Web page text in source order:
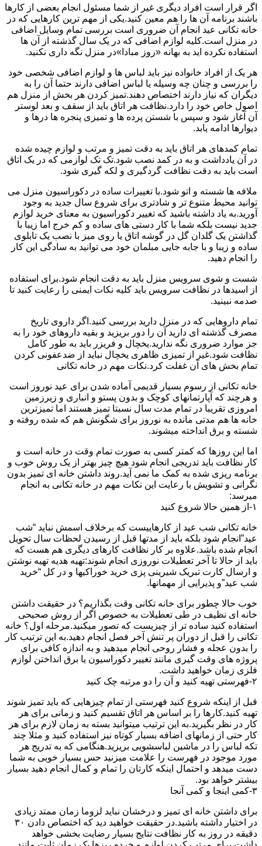
اگر قرار است افراد دیگری غیر از شما مسئول انجام بعضی از کارها
باشند برنامه آن ها را هم معین کنید.یکی از مهم ترین کارهایی که در
خانه تکانی عید انجام آن ضروری است بررسی تمام وسایل اضافی
در منزل است.کلیه لوازم اضافی که در یک سال گذشته از آن ها
استفاده نکرده اید به بهانه «روز مبادا»در منزل نگه داری نکنید.
هر یک از افراد خانواده نیز باید لباس ها و لوازم اضافی شخصی خود
را بررسی و چنان چه وسیله یا لباس اضافی دارند حتما آن را به
دیگران که نیاز دارند اختصاص دهند.تمیز کردن هر بخش از منزل هم
اصول خاص خود را دارد.نظافت هر اتاق باید از سقف و بعد لوستر
آن آغاز شود و سپس با شستن پرده ها و تمیزی پنجره ها درها و
دیوارها ادامه یابد.
تمام کمدهای هر اتاق باید به دقت تمیز و مرتب و لوازم چیده شده
در آن یادداشت و به در کمد نصب شود.تک تک لوازمی که در یک اتاق
است باید به دقت نظافت گردگیری و لکه گیری شود.
ملافه ها شسته و اتو شود.با تغییرات ساده در دکوراسیون منزل می
توانید محیط متنوع تر و شادتری برای شروع سال جدید به وجود
آورید.به یاد داشته باشید که تغییر دکوراسیون به معنای خرید لوازم
جدید نیست بلکه شما با کار دستی های ساده و کم خرج اما زیبا با
گذاشتن یک گلدان گل در گوشه اتاق یا روی میز با نصب یک تابلوی
ساده و زیبا و با جابه جایی مبلمان خود می توانید به سادگی این کار
را انجام دهید.
شست و شوی سرویس منزل باید به دقت انجام شود.برای استفاده
از اسیدها در نظافت سرویس باید کلیه نکات ایمنی را رعایت کنید تا
صدمه نبینید.
تمام داروهایی که در منزل دارید بررسی کنید.اگر داروی تاریخ
مصرف گذشته ای دارید آن را دور بریزید و بقیه داروهای خود را به
جز موارد ضروری نگه ندارید.یخچال و فریزر باید به طور کامل
نظافت شود.غیر از تمیزی ظاهری یخچال نباید از ضدعفونی کردن
تمام بخش های آن غفلت کرد.نکات مهم در خانه تکانی
خانه تکانی از رسوم بسیار قدیمی آماده شدن برای عید نوروز است
و هرچند که آپارتمانهای کوچک و بدون پستو و انباری و زیرزمین
امروزی تقریبا در تمام مدت سال نسبتا تمیز هستند اما تمیزترین
خانه ها هم مدتی مانده به نوروز برای شگونش هم که شده روفته و
شسته و برق انداخته میشوند.
اما این روزها که کمتر کسی به صورت تمام وقت در خانه است و
کار نظافت باید تدریجی انجام شود هیچ چیز بهتر از یک روش خوب و
برنامه ریزی شده به کمک ما نمی آید.روند داشتن خانه ای تمیز بدون
نگرانی و تشویش با رعایت این نکات مهم در خانه تکانی به انجام
میرسد:
۱-از همین حالا شروع کنید
خانه تکانی شب عید از کارهاییست که برخلاف اسمش نباید “شب
عید”انجام شود بلکه باید از مدتها قبل از رسیدن لحظات سال تحویل
انجام شده باشد.علاوه بر کار نظافت کارهای دیگری هم هست که
باید از حالا تا آخر تعطیلات نوروزی انجام شوند:تهیه هدیه تهیه نوشتن
و ارسال کارت تبریک شیرینی پزی خرید خوراکیها و در کل “خرید
شب عید”و پذیرایی از مهمانها.
خوب حالا چطور برای خانه تکانی وقت بگذاریم؟ در حقیقت داشتن
خانه ای نظیف در طی تعطیلات به خصوص اگر از روش صحیحی
استفاده کنید ساده تر از چیزیست که تصور میکنید.مرحله اول؟ خانه
تکانی را قبل از دوران پر تنش آخر فصل انجام دهید.به این ترتیب کار
را بدون عجله و فشار روحی انجام میدهید و به اندازه کافی برای
پروژه های وقت گیری مانند تغییر دکوراسیون یا برق انداختن لوازم
فلزی زمان خواهید داشت.
۲-فهرستی تهیه کنید و آن را دو مرتبه چک کنید
قبل از اینکه شروع کنید فهرستی از تمام چیزهایی که باید تمیز شوند
تهیه کنید.کارها را بر اساس هر اتاق تقسیم کنید و زمانی برای هر
کار در نظر بگیرید.به این ترتیب میتوانید بسته به زمان لازم برای هر
کار حتی از زمانهای اضافه بسیار کوتاه نیز استفاده کنید و مثلا چند
تکه لباس را در ماشین لباسشویی بریزید.هنگامی که به تدریج هر
مورد موجود در فهرست را علامت میزنید حس بسیار خوبی به شما
دست میدهد و احتمال اینکه کارتان را تمام و کمال انجام دهید بسیار
بیشتر خواهد بود.
۳-کمی اینجا و کمی آنجا
برای داشتن خانه ای تمیز و درخشان نباید لزوما زمان ممتد زیادی
در اختیار داشته باشید.در حقیقت خواهید دید که اختصاص دادن ۳۰
دقیقه در روز به کار نظافت نتایج بسیار رضایت بخشی خواهد